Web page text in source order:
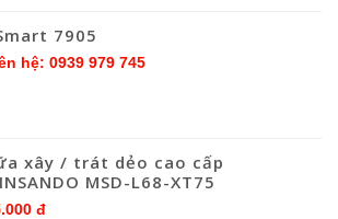
7905
hệ: 0939 979 745
xây / trát dẻo cao cấp
MSD-L68-XT75
đ